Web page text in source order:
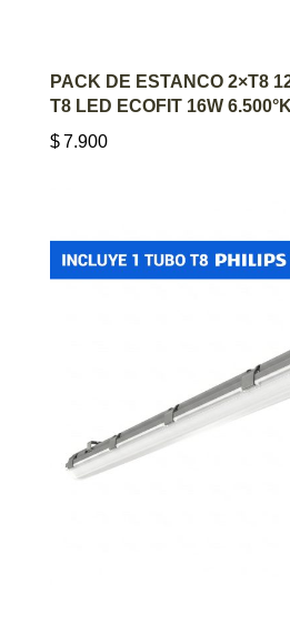
AGREGAR AL
PACK DE ESTANCO 2×T8
T8 LED ECOFIT 16W
$7.900